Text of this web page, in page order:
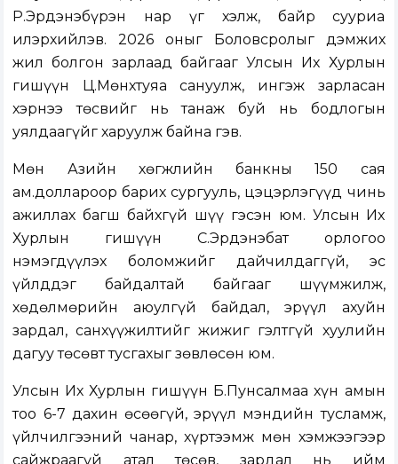
Р.Эрдэнэбүрэн нар үг хэлж, байр сууриа
илэрхийлэв. 2026 оныг Боловсролыг дэмжих
жил болгон зарлаад байгааг Улсын Их Хурлын
гишүүн Ц.Мөнхтуяа сануулж, ингэж зарласан
хэрнээ төсвийг нь танаж буй нь бодлогын
уялдаагүйг харуулж байна гэв.
Мөн Азийн хөгжлийн банкны 150 сая
ам.доллароор барих сургууль, цэцэрлэгүүд чинь
ажиллах багш байхгүй шүү гэсэн юм. Улсын Их
Хурлын гишүүн С.Эрдэнэбат орлогоо
нэмэгдүүлэх боломжийг дайчилдаггүй, эс
үйлддэг байдалтай байгааг шүүмжилж,
хөдөлмөрийн аюулгүй байдал, эрүүл ахуйн
зардал, санхүүжилтийг жижиг гэлтгүй хуулийн
дагуу төсөвт тусгахыг зөвлөсөн юм.
Улсын Их Хурлын гишүүн Б.Пунсалмаа хүн амын
тоо 6-7 дахин өсөөгүй, эрүүл мэндийн тусламж,
үйлчилгээний чанар, хүртээмж мөн хэмжээгээр
сайжраагүй атал төсөв, зардал нь ийм